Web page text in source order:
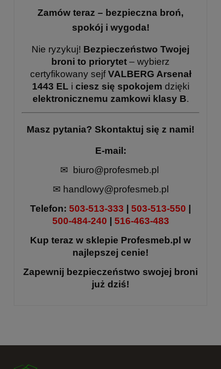
Zamów teraz – bezpieczna broń,
spokój i wygoda!
Nie ryzykuj! Bezpieczeństwo Twojej
broni to priorytet – wybierz
certyfikowany sejfVALBERG Arsenał
1443 EL i ciesz się spokojem dzięki
elektronicznemu zamkowi klasy B.
Masz pytania? Skontaktuj się z nami!
E-mail:
✉ biuro@profesmeb.pl
✉ handlowy@profesmeb.pl
Telefon: 503-513-333 503-513-550
500-484-240
516-463-483
Kup teraz w sklepie Profesmeb.pl w
najlepszej cenie!
Zapewnij bezpieczeństwo swojej broni
już dziś!